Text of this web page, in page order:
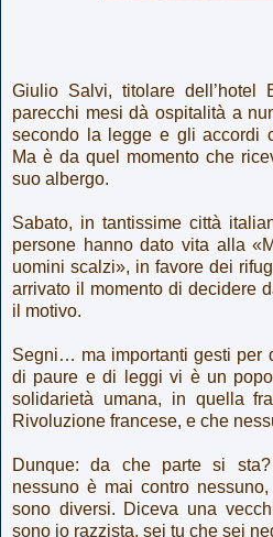
Giulio Salvi, titolare dell’hotel
parecchi mesi dà ospitalità a
secondo la legge e gli accordi
Ma è da quel momento che
suo albergo.
Sabato, in tantissime città
persone hanno dato vita alla
uomini scalzi», in favore dei
arrivato il momento di decidere
il motivo.
Segni… ma importanti gesti per
di paure e di leggi vi è un
solidarietà umana, in quella
Rivoluzione francese, e che
Dunque: da che parte si
nessuno è mai contro
sono diversi. Diceva una
sono io razzista, sei tu che sei